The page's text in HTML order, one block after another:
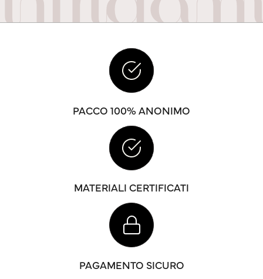
PACCO 100% ANONIMO
MATERIALI CERTIFICATI
PAGAMENTO SICURO